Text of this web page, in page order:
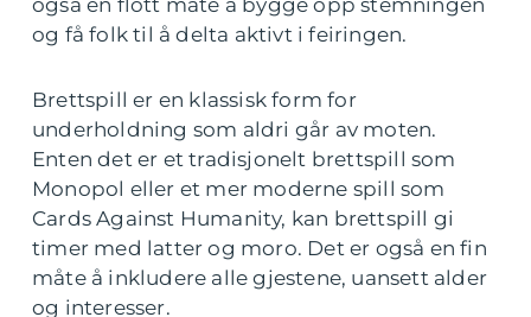
også en flott måte å bygge opp stemningen
og få folk til å delta aktivt i feiringen.
Brettspill er en klassisk form for
underholdning som aldri går av moten.
Enten det er et tradisjonelt brettspill som
Monopol eller et mer moderne spill som
Cards Against Humanity, kan brettspill gi
timer med latter og moro. Det er også en fin
måte å inkludere alle gjestene, uansett alder
og interesser.